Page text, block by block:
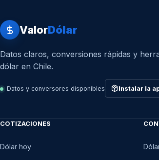
ValorDólar
Datos claros, conversiones rápidas y
dólar en Chile.
Datos y conversores disponibles Instalar la
COTIZACIONES
Dólar hoy